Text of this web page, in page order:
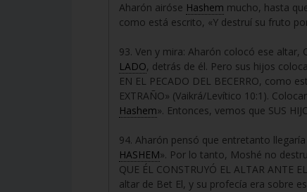
Aharón airóse Hashem mucho, hasta
como está escrito, «Y destruí su fruto
93. Ven y mira: Aharón colocó ese altar,
LADO, detrás de él. Pero sus hijos
EN EL PECADO DEL BECERRO, como
EXTRAÑO» (Vaikrá/Levítico 10:1).
Hashem». Entonces, vemos que SUS
94. Aharón pensó que entretanto llegaría
HASHEM». Por lo tanto, Moshé no
QUE ÉL CONSTRUYÓ EL ALTAR ANTE
altar de Bet El, y su profecía era sobre